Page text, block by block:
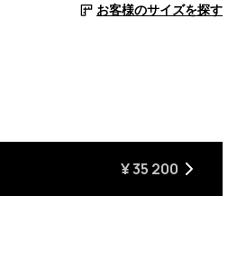
お客様のサイズを探す
¥ 35 200